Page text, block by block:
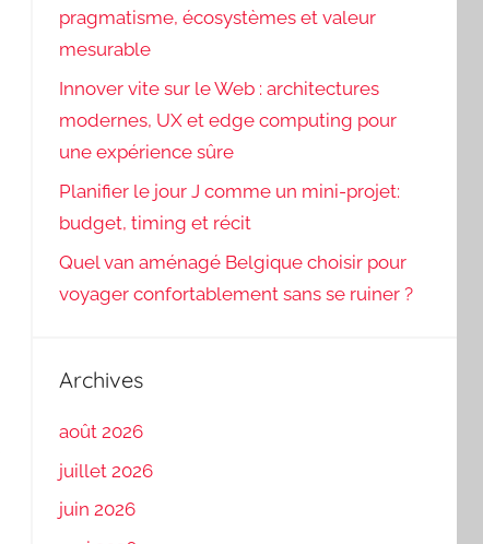
pragmatisme, écosystèmes et valeur
mesurable
Innover vite sur le Web : architectures
modernes, UX et edge computing pour
une expérience sûre
Planifier le jour J comme un mini-projet:
budget, timing et récit
Quel van aménagé Belgique choisir pour
voyager confortablement sans se ruiner ?
Archives
août 2026
juillet 2026
juin 2026